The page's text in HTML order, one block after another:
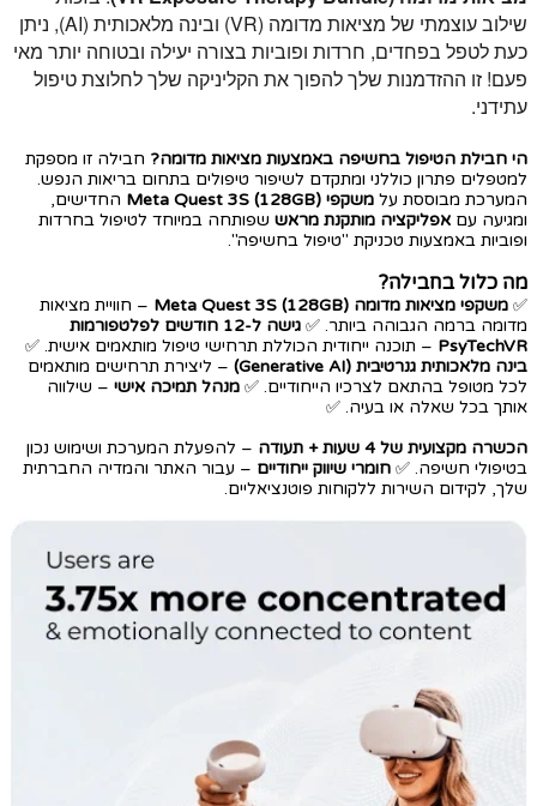
שילוב עוצמתי של מציאות מדומה (VR) ובינה מלאכותית (AI), ניתן
כעת לטפל בפחדים, חרדות ופוביות בצורה יעילה ובטוחה יותר מאי
פעם! זו ההזדמנות שלך להפוך את הקליניקה שלך לחלוצת טיפול
עתידני.
הי חבילת הטיפול בחשיפה באמצעות מציאות מדומה? חבילה זו מספקת
למטפלים פתרון כוללני ומתקדם לשיפור טיפולים בתחום בריאות הנפש.
המערכת מבוססת על משקפי Meta Quest 3S (128GB)
החדישים,
ומגיעה עם אפליקציה מותקנת מראש שפותחה במיוחד לטיפול בחרדות
ופוביות באמצעות טכניקת "טיפול בחשיפה".
מה כלול בחבילה?
✅ משקפי מציאות מדומה Meta Quest 3S (128GB)
– חוויית מציאות
מדומה ברמה הגבוהה ביותר. ✅
גישה ל-12 חודשים לפלטפורמות
PsyTechVR – תוכנה ייחודית הכוללת תרחישי טיפול מותאמים אישית. ✅
בינה מלאכותית גנרטיבית (Generative AI)
– ליצירת תרחישים מותאמים
לכל מטופל בהתאם לצרכיו הייחודיים. ✅ מנהל תמיכה אישי – שילווה
אותך בכל שאלה או בעיה. ✅
הכשרה מקצועית של 4 שעות + תעודה
– להפעלת המערכת ושימוש נכון
בטיפולי חשיפה. ✅ חומרי שיווק ייחודיים – עבור האתר והמדיה החברתית
שלך, לקידום השירות ללקוחות פוטנציאליים.